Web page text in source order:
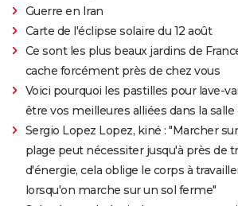
Guerre en Iran
Carte de l'éclipse solaire du 12 août
Ce sont les plus beaux jardins de
cache forcément près de chez vous
Voici pourquoi les pastilles pour lave-
être vos meilleures alliées dans la salle
Sergio Lopez Lopez, kiné : "Marcher
plage peut nécessiter jusqu'à près de
d'énergie, cela oblige le corps à
lorsqu'on marche sur un sol ferme"